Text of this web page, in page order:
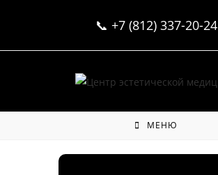
📞 +7 (812) 337-20-24
МЕНЮ